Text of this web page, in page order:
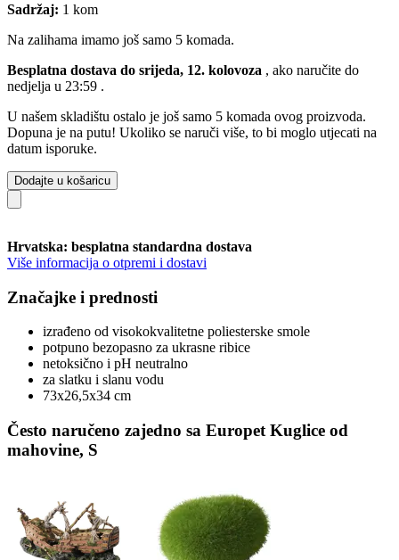
Sadržaj: 1 kom
Na zalihama imamo još samo 5 komada.
Besplatna dostava do srijeda, 12. kolovoza , ako naručite do
nedjelja u 23:59 .
U našem skladištu ostalo je još samo 5 komada ovog proizvoda.
Dopuna je na putu! Ukoliko se naruči više, to bi moglo utjecati na
datum isporuke.
Dodajte u košaricu
Hrvatska: besplatna standardna dostava
Više informacija o otpremi i dostavi
Značajke i prednosti
izrađeno od visokokvalitetne poliesterske smole
potpuno bezopasno za ukrasne ribice
netoksično i pH neutralno
za slatku i slanu vodu
73x26,5x34 cm
Često naručeno zajedno sa Europet Kuglice od
mahovine, S